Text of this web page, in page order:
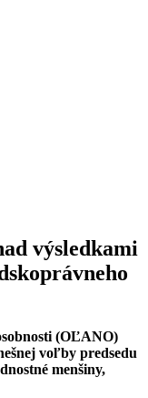
výsledkami
(OĽANO)
voľby predsedu
menšiny,